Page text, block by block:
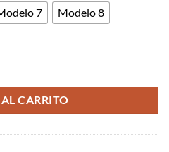
7 Modelo 8
CARRITO